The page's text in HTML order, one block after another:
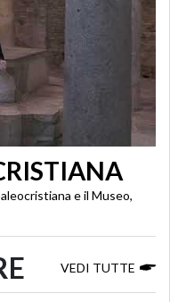
e il Museo,
VEDI TUTTE